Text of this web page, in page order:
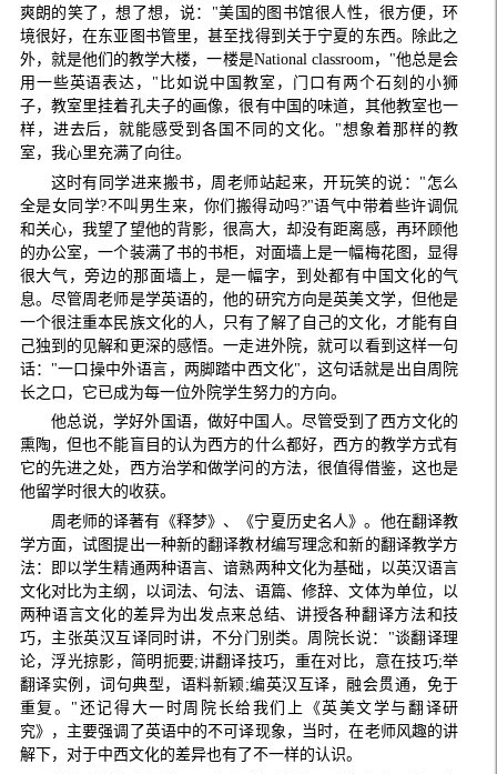
爽朗的笑了，想了想，说："美国的图书馆很人性，很方便，环
境很好，在东亚图书管里，甚至找得到关于宁夏的东西。除此之
外，就是他们的教学大楼，一楼是National classroom，"他总是会
用一些英语表达，"比如说中国教室，门口有两个石刻的小狮
子，教室里挂着孔夫子的画像，很有中国的味道，其他教室也一
样，进去后，就能感受到各国不同的文化。"想象着那样的教
室，我心里充满了向往。
这时有同学进来搬书，周老师站起来，开玩笑的说："怎么
全是女同学?不叫男生来，你们搬得动吗?"语气中带着些许调侃
和关心，我望了望他的背影，很高大，却没有距离感，再环顾他
的办公室，一个装满了书的书柜，对面墙上是一幅梅花图，显得
很大气，旁边的那面墙上，是一幅字，到处都有中国文化的气
息。尽管周老师是学英语的，他的研究方向是英美文学，但他是
一个很注重本民族文化的人，只有了解了自己的文化，才能有自
己独到的见解和更深的感悟。一走进外院，就可以看到这样一句
话："一口操中外语言，两脚踏中西文化"，这句话就是出自周院
长之口，它已成为每一位外院学生努力的方向。
他总说，学好外国语，做好中国人。尽管受到了西方文化的
熏陶，但也不能盲目的认为西方的什么都好，西方的教学方式有
它的先进之处，西方治学和做学问的方法，很值得借鉴，这也是
他留学时很大的收获。
周老师的译著有《释梦》、《宁夏历史名人》。他在翻译教
学方面，试图提出一种新的翻译教材编写理念和新的翻译教学方
法：即以学生精通两种语言、谙熟两种文化为基础，以英汉语言
文化对比为主纲，以词法、句法、语篇、修辞、文体为单位，以
两种语言文化的差异为出发点来总结、讲授各种翻译方法和技
巧，主张英汉互译同时讲，不分门别类。周院长说："谈翻译理
论，浮光掠影，简明扼要;讲翻译技巧，重在对比，意在技巧;举
翻译实例，词句典型，语料新颖;编英汉互译，融会贯通，免于
重复。"还记得大一时周院长给我们上《英美文学与翻译研
究》，主要强调了英语中的不可译现象，当时，在老师风趣的讲
解下，对于中西文化的差异也有了不一样的认识。